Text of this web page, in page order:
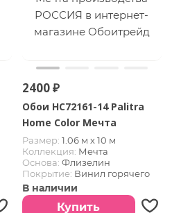
2400 ₽
Обои HC72161-14 Palitra
Home Color Мечта
Размер: 1.06 м х 10 м
Коллекция: Мечта
Основа: Флизелин
Покрытие: Винил горячего
тиснения
Страна:РОССИЯ
В наличии
Купить